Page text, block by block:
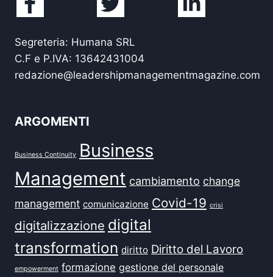
Segreteria: Humana SRL
C.F e P.IVA: 13642431004
redazione@leadershipmanagementmagazine.com
ARGOMENTI
Business Continuity Business
Management cambiamento change
management comunicazione Covid-19 crisi
digitalizzazione digital
transformation diritto Diritto del Lavoro
empowerment formazione gestione del personale